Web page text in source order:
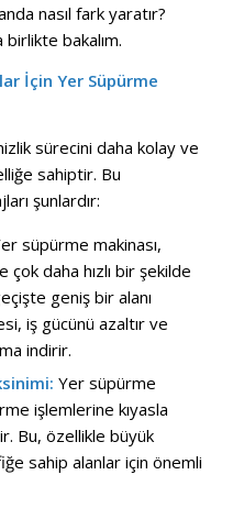
nasıl fark yaratır?
birlikte bakalım.
İçin Yer Süpürme
sürecini daha kolay ve
sahiptir. Bu
şunlardır:
süpürme makinası,
daha hızlı bir şekilde
geniş bir alanı
iş gücünü azaltır ve
indirir.
Yer süpürme
işlemlerine kıyasla
Bu, özellikle büyük
sahip alanlar için önemli